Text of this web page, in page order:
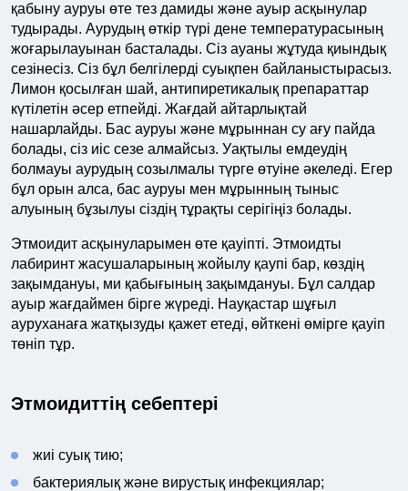
қабыну ауруы өте тез дамиды және ауыр асқынулар
тудырады. Аурудың өткір түрі дене температурасының
жоғарылауынан басталады. Сіз ауаны жұтуда қиындық
сезінесіз. Сіз бұл белгілерді суықпен байланыстырасыз.
Лимон қосылған шай, антипиретикалық препараттар
күтілетін әсер етпейді. Жағдай айтарлықтай
нашарлайды. Бас ауруы және мұрыннан су ағу пайда
болады, сіз иіс сезе алмайсыз. Уақтылы емдеудің
болмауы аурудың созылмалы түрге өтуіне әкеледі. Егер
бұл орын алса, бас ауруы мен мұрынның тыныс
алуының бұзылуы сіздің тұрақты серігіңіз болады.
Этмоидит асқынуларымен өте қауіпті. Этмоидты
лабиринт жасушаларының жойылу қаупі бар, көздің
зақымдануы, ми қабығының зақымдануы. Бұл салдар
ауыр жағдаймен бірге жүреді. Науқастар шұғыл
ауруханаға жатқызуды қажет етеді, өйткені өмірге қауіп
төніп тұр.
Этмоидиттің себептері
жиі суық тию;
бактериялық және вирустық инфекциялар;